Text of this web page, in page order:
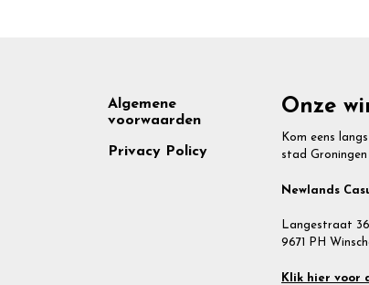
Footer
Algemene
voorwaarden
Privacy Policy
Onze
Kom eens
stad
Newlands
Langestraat 36
9671 PH
Klik hier voor